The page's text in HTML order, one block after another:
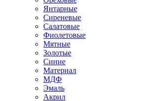
Янтарные
Сиреневые
Салатовые
Фиолетовые
Мятные
Золотые
Синие
Материал
МДФ
Эмаль
Акрил